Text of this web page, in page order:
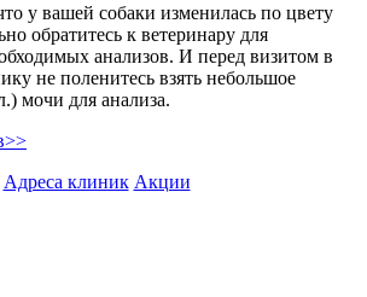
у вашей собаки изменилась по цвету
обратитесь к ветеринару для
анализов. И перед визитом в
не поленитесь взять небольшое
мочи для анализа.
Адреса клиник Акции